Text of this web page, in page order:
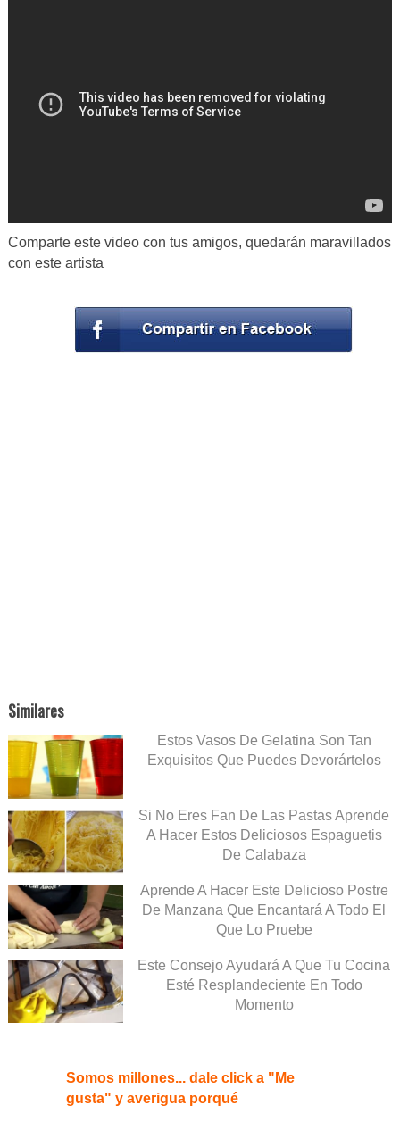
Comparte este video con tus amigos, quedarán maravillados
con este artista
Similares
Estos Vasos De Gelatina Son Tan
Exquisitos Que Puedes Devorártelos
Si No Eres Fan De Las Pastas Aprende
A Hacer Estos Deliciosos Espaguetis
De Calabaza
Aprende A Hacer Este Delicioso Postre
De Manzana Que Encantará A Todo El
Que Lo Pruebe
Este Consejo Ayudará A Que Tu Cocina
Esté Resplandeciente En Todo
Momento
Somos millones... dale click a "Me
gusta" y averigua porqué